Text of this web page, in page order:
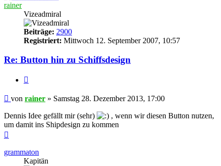
rainer
Vizeadmiral
Beiträge: 2900
Registriert: Mittwoch 12. September 2007, 10:57
Re: Button hin zu Schiffsdesign
Beitrag
von rainer » Samstag 28. Dezember 2013, 17:00
Dennis Idee gefällt mir (sehr)
, wenn wir diesen Button nutzen,
um damit ins Shipdesign zu kommen
grammaton
Kapitän